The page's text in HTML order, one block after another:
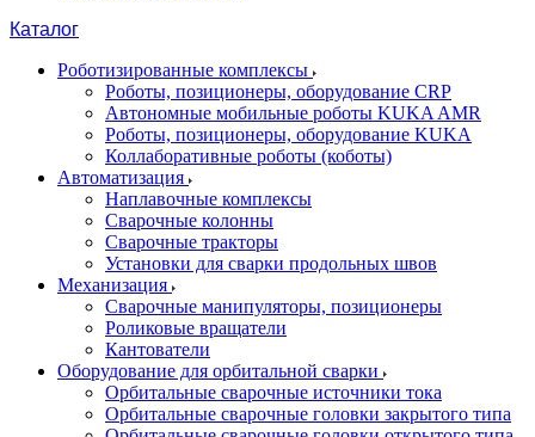
Каталог
Роботизированные комплексы
Роботы, позиционеры, оборудование CRP
Автономные мобильные роботы KUKA AMR
Роботы, позиционеры, оборудование KUKA
Коллаборативные роботы (коботы)
Автоматизация
Наплавочные комплексы
Сварочные колонны
Сварочные тракторы
Установки для сварки продольных швов
Механизация
Сварочные манипуляторы, позиционеры
Роликовые вращатели
Кантователи
Оборудование для орбитальной сварки
Орбитальные сварочные источники тока
Орбитальные сварочные головки закрытого типа